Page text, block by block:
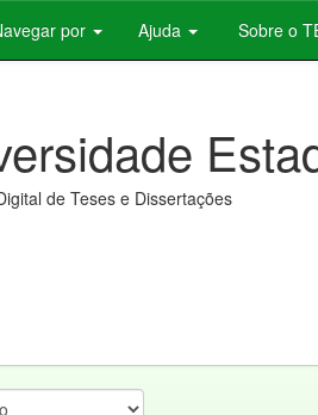
por Ajuda Sobre o
de Teses e Dissertações